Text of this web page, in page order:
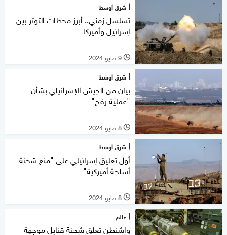
شرق أوسط
تسلسل زمني.. أبرز محطات التوتر بين
إسرائيل وأميركا
l 9 مايو 2024
شرق أوسط
بيان من الجيش الإسرائيلي بشأن
"عملية رفح"
l 8 مايو 2024
شرق أوسط
أول تعليق إسرائيلي على "منع شحنة
أسلحة أميركية"
l 8 مايو 2024
عالم
واشنطن تعلق شحنة قنابل موجهة